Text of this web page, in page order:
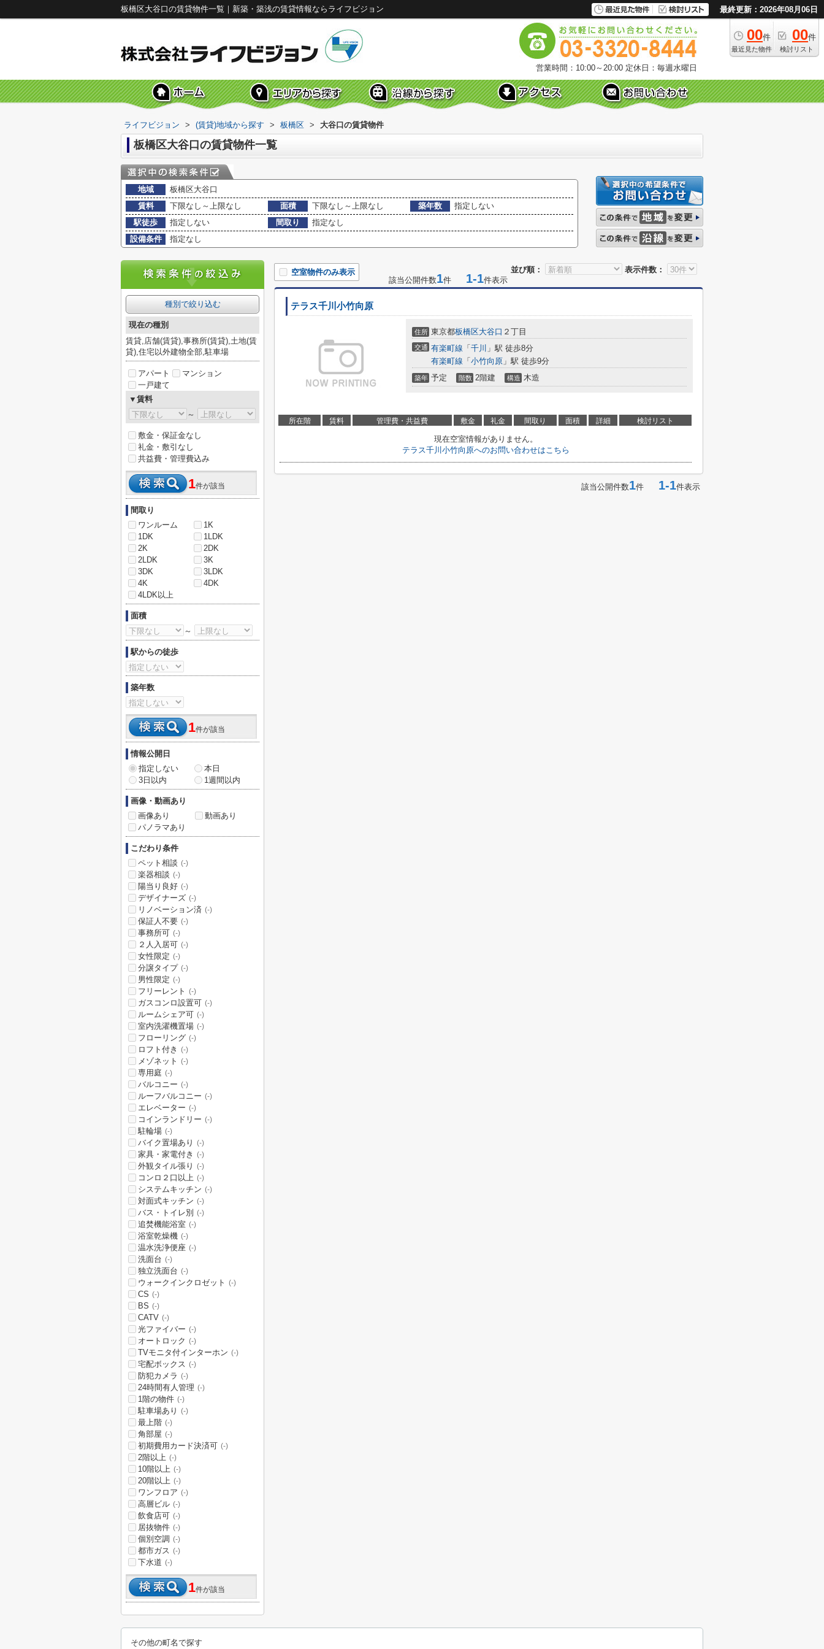
板橋区大谷口の賃貸物件一覧｜新築・築浅の賃貸情報ならライフビジョン 最終更新：2026年08月06日
00件
最近見た物件
00件
検討リスト
営業時間：10:00～20:00 定休日：毎週水曜日
ライフビジョン > (賃貸)地域から探す > 板橋区 > 大谷口の賃貸物件
板橋区大谷口の賃貸物件一覧
地域
板橋区大谷口
賃料
下限なし～上限なし 面積 下限なし～上限なし 築年数
指定しない
駅徒歩
指定しない 間取り
指定なし
設備条件
指定なし
並び順： 表示件数：
空室物件のみ表示
該当公開件数1件 1-1件表示
テラス千川小竹向原
住所 東京都板橋区大谷口 ２丁目
交通 有楽町線 「 千川 」駅 徒歩8分
有楽町線 「 小竹向原 」駅 徒歩9分
築年 予定 階数 2階建 構造 木造
所在階 賃料 管理費・共益費 敷金 礼金 間取り 面積 詳細 検討リスト
現在空室情報がありません。
テラス千川小竹向原へのお問い合わせはこちら
該当公開件数1件 1-1件表示
種別で絞り込む
現在の種別
賃貸,店舗(賃貸),事務所(賃貸),土地(賃
貸),住宅以外建物全部,駐車場
アパート
マンション
一戸建て
▼賃料
～
敷金・保証金なし
礼金・敷引なし
共益費・管理費込み
1件が該当
間取り
ワンルーム
1K
1DK
1LDK
2K
2DK
2LDK
3K
3DK
3LDK
4K
4DK
4LDK以上
面積
～
駅からの徒歩
築年数
1件が該当
情報公開日
指定しない
本日
3日以内
1週間以内
画像・動画あり
画像あり
動画あり
パノラマあり
こだわり条件
ペット相談 (-)
楽器相談 (-)
陽当り良好 (-)
デザイナーズ (-)
リノベーション済 (-)
保証人不要 (-)
事務所可 (-)
２人入居可 (-)
女性限定 (-)
分譲タイプ (-)
男性限定 (-)
フリーレント (-)
ガスコンロ設置可 (-)
ルームシェア可 (-)
室内洗濯機置場 (-)
フローリング (-)
ロフト付き (-)
メゾネット (-)
専用庭 (-)
バルコニー (-)
ルーフバルコニー (-)
エレベーター (-)
コインランドリー (-)
駐輪場 (-)
バイク置場あり (-)
家具・家電付き (-)
外観タイル張り (-)
コンロ２口以上 (-)
システムキッチン (-)
対面式キッチン (-)
バス・トイレ別 (-)
追焚機能浴室 (-)
浴室乾燥機 (-)
温水洗浄便座 (-)
洗面台 (-)
独立洗面台 (-)
ウォークインクロゼット (-)
CS (-)
BS (-)
CATV (-)
光ファイバー (-)
オートロック (-)
TVモニタ付インターホン (-)
宅配ボックス (-)
防犯カメラ (-)
24時間有人管理 (-)
1階の物件 (-)
駐車場あり (-)
最上階 (-)
角部屋 (-)
初期費用カード決済可 (-)
2階以上 (-)
10階以上 (-)
20階以上 (-)
ワンフロア (-)
高層ビル (-)
飲食店可 (-)
居抜物件 (-)
個別空調 (-)
都市ガス (-)
下水道 (-)
1件が該当
その他の町名で探す